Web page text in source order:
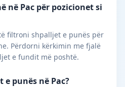
në Pac për pozicionet si
filtroni shpalljet e punës për
Përdorni kërkimin me fjalë
e fundit më poshtë.
punës në Pac?